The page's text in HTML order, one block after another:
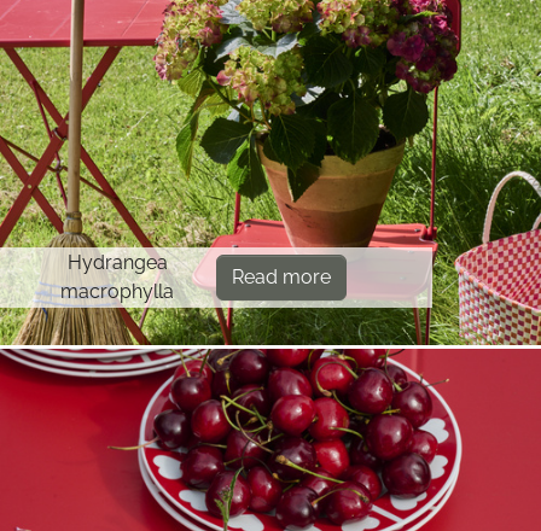
Hydrangea
macrophylla
Read more